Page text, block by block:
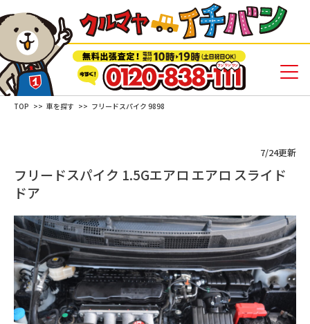
TOP 車を探す フリードスパイク 9898
7/24更新
フリードスパイク 1.5Gエアロ エアロ スライド
ドア